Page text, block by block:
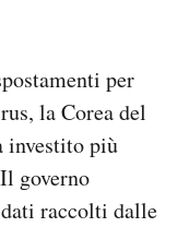
per
la Corea del
investito più
governo
raccolti dalle